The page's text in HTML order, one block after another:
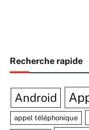
Recherche rapide
Android
appel téléphonique